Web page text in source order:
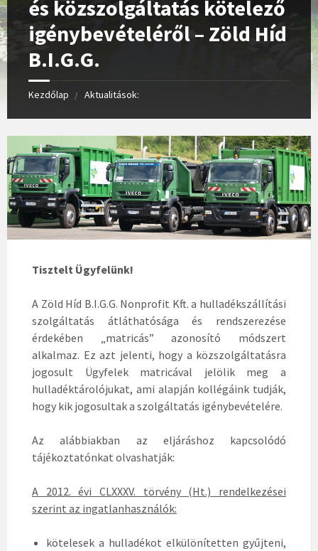
és közszolgáltatás kötelező
igénybevételéről – Zöld Híd
B.I.G.G.
Kezdőlap Aktualitások:
Tisztelt Ügyfelünk!
A Zöld Híd B.I.G.G. Nonprofit Kft. a hulladékszállítási
szolgáltatás átláthatósága és rendszerezése
érdekében „matricás” azonosító módszert
alkalmaz. Ez azt jelenti, hogy a közszolgáltatásra
jogosult Ügyfelek matricával jelölik meg a
hulladéktárolójukat, ami alapján kollégáink tudják,
hogy kik jogosultak a szolgáltatás igénybevételére.
Az alábbiakban az eljáráshoz kapcsolódó
tájékoztatónkat olvashatják:
A 2012. évi CLXXXV. törvény (Ht.) rendelkezései
szerint az ingatlanhasználók:
kötelesek a hulladékot elkülönítetten gyűjteni,